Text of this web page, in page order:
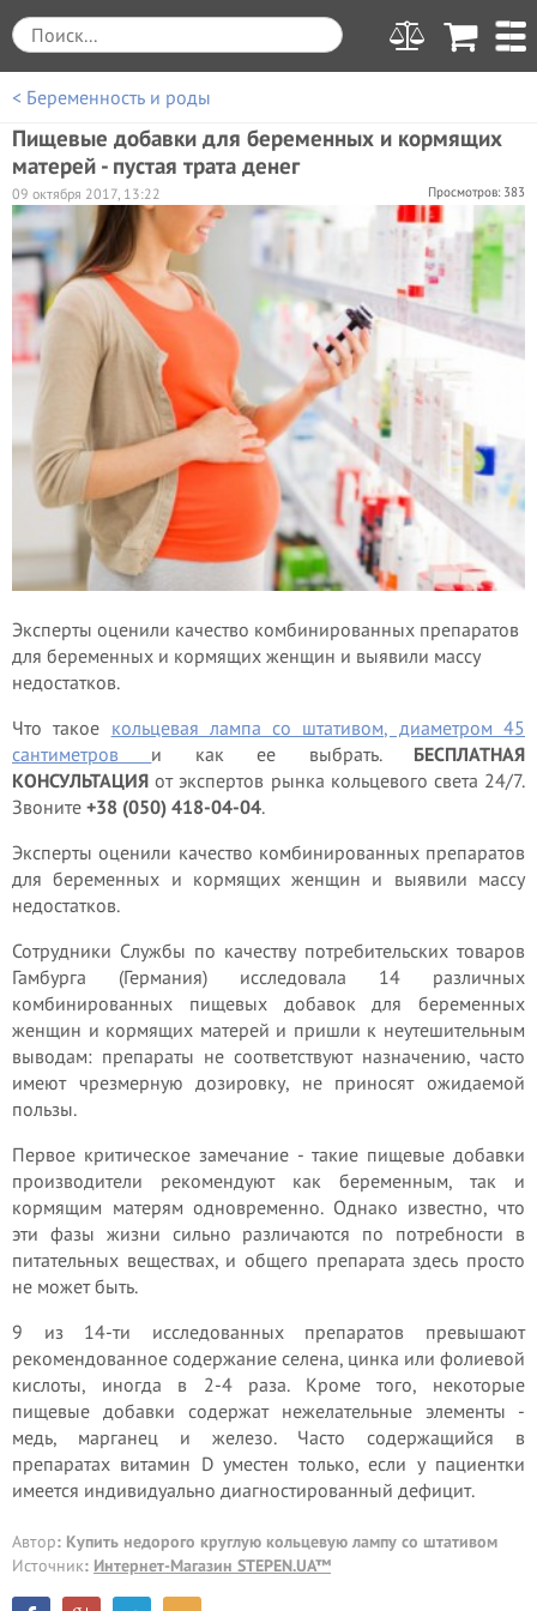
< Беременность и роды
Пищевые добавки для беременных и кормящих
матерей - пустая трата денег
Просмотров: 383
09 октября 2017, 13:22
Эксперты оценили качество комбинированных препаратов
для беременных и кормящих женщин и выявили массу
недостатков.
Что такое кольцевая лампа со штативом, диаметром 45
сантиметров и как ее выбрать. БЕСПЛАТНАЯ
КОНСУЛЬТАЦИЯ от экспертов рынка кольцевого света 24/7.
Звоните +38 (050) 418-04-04.
Эксперты оценили качество комбинированных препаратов
для беременных и кормящих женщин и выявили массу
недостатков.
Сотрудники Службы по качеству потребительских товаров
Гамбурга (Германия) исследовала 14 различных
комбинированных пищевых добавок для беременных
женщин и кормящих матерей и пришли к неутешительным
выводам: препараты не соответствуют назначению, часто
имеют чрезмерную дозировку, не приносят ожидаемой
пользы.
Первое критическое замечание - такие пищевые добавки
производители рекомендуют как беременным, так и
кормящим матерям одновременно. Однако известно, что
эти фазы жизни сильно различаются по потребности в
питательных веществах, и общего препарата здесь просто
не может быть.
9 из 14-ти исследованных препаратов превышают
рекомендованное содержание селена, цинка или фолиевой
кислоты, иногда в 2-4 раза. Кроме того, некоторые
пищевые добавки содержат нежелательные элементы -
медь, марганец и железо. Часто содержащийся в
препаратах витамин D уместен только, если у пациентки
имеется индивидуально диагностированный дефицит.
Автор: Купить недорого круглую кольцевую лампу со штативом
Источник: Интернет-Магазин STEPEN.UA™